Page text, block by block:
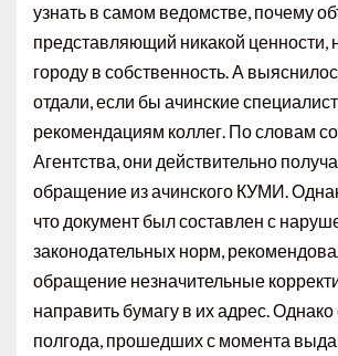
узнать в самом ведомстве, почему
представляющий никакой ценности,
городу в собственность. А
отдали, если бы ачинские
рекомендациям коллег. По словам
Агентства, они действительно
обращение из ачинского КУМИ.
что документ был составлен с
законодательных норм,
обращение незначительные
направить бумагу в их адрес. Однако
полгода, прошедших с момента